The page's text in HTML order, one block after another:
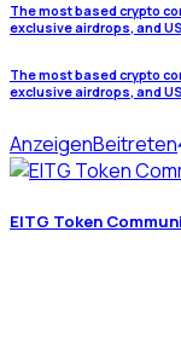
The most based crypto
exclusive airdrops, and
The most based crypto
exclusive airdrops, and
AnzeigenBeitreten
EITG Token